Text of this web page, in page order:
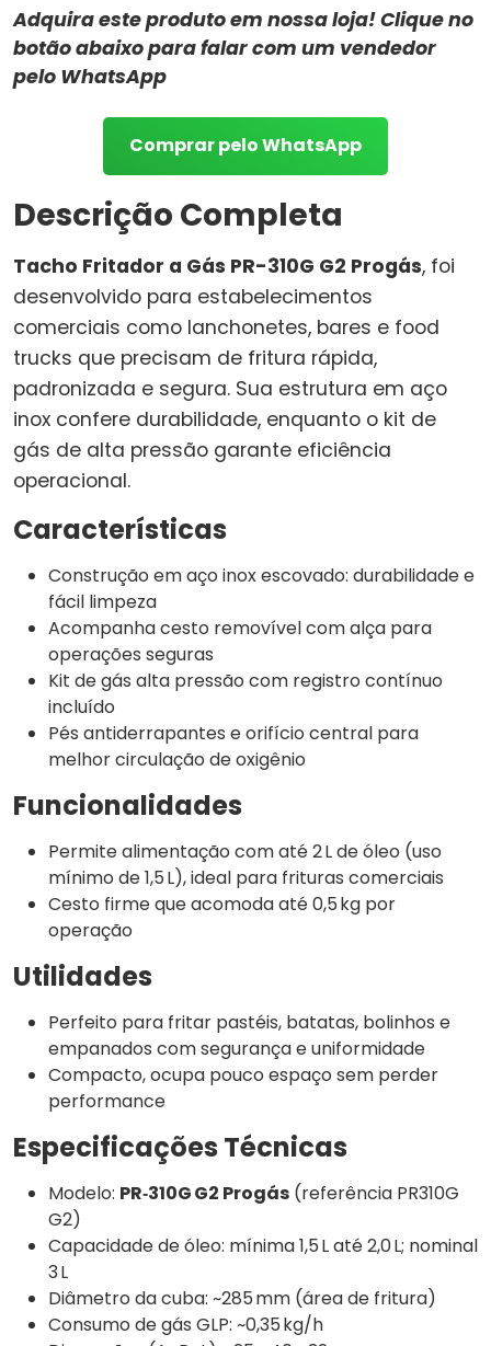
Adquira este produto em nossa loja! Clique no
botão abaixo para falar com um vendedor
pelo WhatsApp
Comprar pelo WhatsApp
Descrição Completa
Tacho Fritador a Gás PR-310G G2 Progás, foi
desenvolvido para estabelecimentos
comerciais como lanchonetes, bares e food
trucks que precisam de fritura rápida,
padronizada e segura. Sua estrutura em aço
inox confere durabilidade, enquanto o kit de
gás de alta pressão garante eficiência
operacional.
Características
Construção em aço inox escovado: durabilidade e
fácil limpeza
Acompanha cesto removível com alça para
operações seguras
Kit de gás alta pressão com registro contínuo
incluído
Pés antiderrapantes e orifício central para
melhor circulação de oxigênio
Funcionalidades
Permite alimentação com até 2 L de óleo (uso
mínimo de 1,5 L), ideal para frituras comerciais
Cesto firme que acomoda até 0,5 kg por
operação
Utilidades
Perfeito para fritar pastéis, batatas, bolinhos e
empanados com segurança e uniformidade
Compacto, ocupa pouco espaço sem perder
performance
Especificações Técnicas
Modelo: PR‑310G G2 Progás (referência PR310G
G2)
Capacidade de óleo: mínima 1,5 L até 2,0 L; nominal
3 L
Diâmetro da cuba: ~285 mm (área de fritura)
Consumo de gás GLP: ~0,35 kg/h